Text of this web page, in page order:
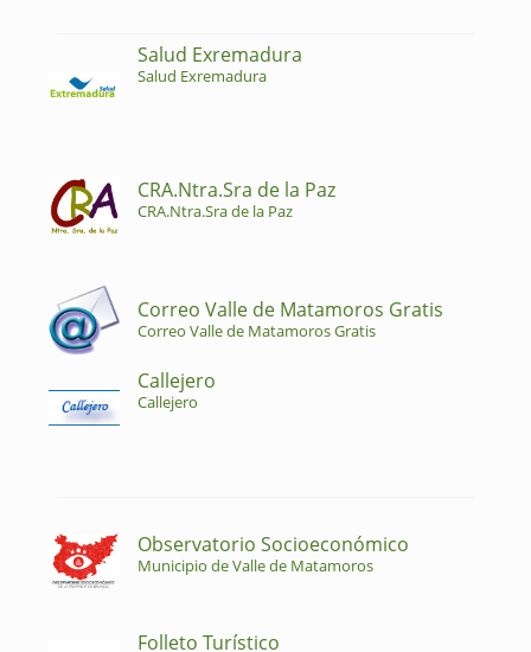
Salud Exremadura
Salud Exremadura
CRA.Ntra.Sra de la Paz
CRA.Ntra.Sra de la Paz
Correo Valle de Matamoros Gratis
Correo Valle de Matamoros Gratis
Callejero
Callejero
Observatorio Socioeconómico
Municipio de Valle de Matamoros
Folleto Turístico